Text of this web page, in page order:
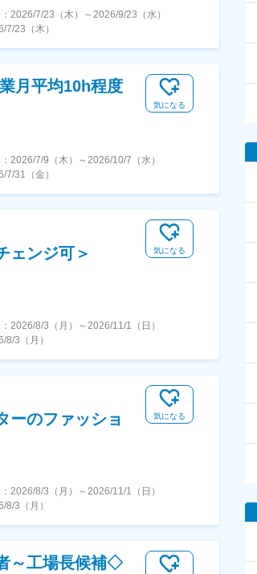
2026/7/23（木） ～2026/9/23（水）
7/23（木）
月平均10h程度
気になる
2026/7/9（木） ～2026/10/7（水）
7/31（金）
ェンジ可＞
気になる
2026/8/3（月） ～ 2026/11/1（日）
8/3（月）
ーのファッショ
気になる
2026/8/3（月） ～ 2026/11/1（日）
8/3（月）
～工場長候補◇